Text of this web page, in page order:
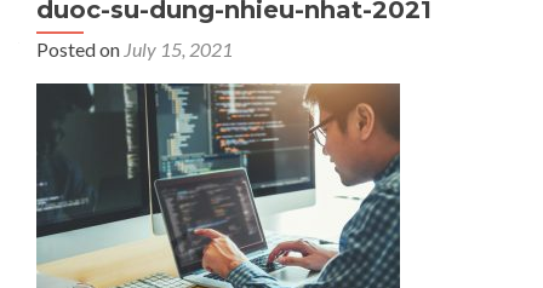
duoc-su-dung-nhieu-nhat-2021
Posted on July 15, 2021